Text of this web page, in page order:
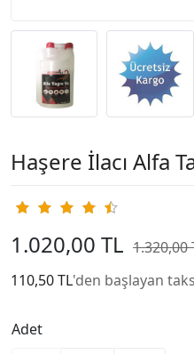
Haşere İlacı Alfa
1.020,00 TL 1.320,00
110,50 TL'den başlayan
Adet